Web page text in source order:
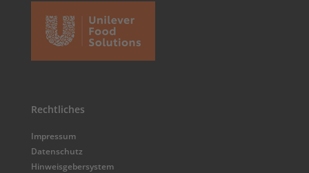
Rechtliches
Impressum
Datenschutz
Hinweisgebersystem